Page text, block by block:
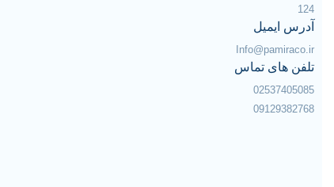
124
آدرس ایمیل
Info@pamiraco.ir
تلفن های تماس
02537405085
09129382768